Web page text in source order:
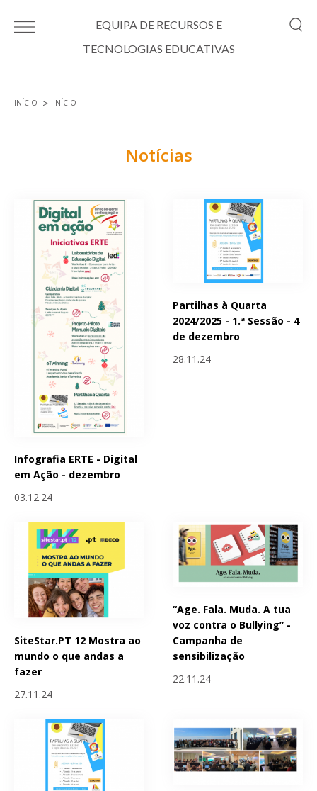
EQUIPA DE RECURSOS E
TECNOLOGIAS EDUCATIVAS
INÍCIO INÍCIO
Notícias
Infografia ERTE - Digital
em Ação - dezembro
03.12.24
Partilhas à Quarta
2024/2025 - 1.ª Sessão - 4
de dezembro
28.11.24
SiteStar.PT 12 Mostra ao
mundo o que andas a
fazer
27.11.24
“Age. Fala. Muda. A tua
voz contra o Bullying” -
Campanha de
sensibilização
22.11.24
Páginas